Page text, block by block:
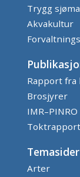
Trygg
Akvakultur
Rapport fra
Brosjyrer
IMR–PINRO
Temasider
Arter